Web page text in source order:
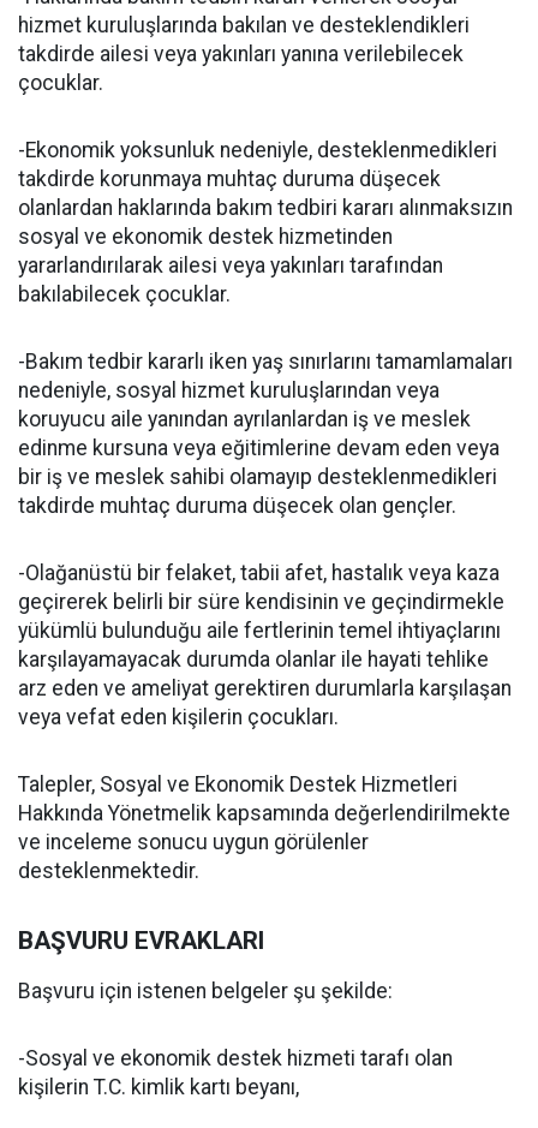
hizmet kuruluşlarında bakılan ve desteklendikleri
takdirde ailesi veya yakınları yanına verilebilecek
çocuklar.
-Ekonomik yoksunluk nedeniyle, desteklenmedikleri
takdirde korunmaya muhtaç duruma düşecek
olanlardan haklarında bakım tedbiri kararı alınmaksızın
sosyal ve ekonomik destek hizmetinden
yararlandırılarak ailesi veya yakınları tarafından
bakılabilecek çocuklar.
-Bakım tedbir kararlı iken yaş sınırlarını tamamlamaları
nedeniyle, sosyal hizmet kuruluşlarından veya
koruyucu aile yanından ayrılanlardan iş ve meslek
edinme kursuna veya eğitimlerine devam eden veya
bir iş ve meslek sahibi olamayıp desteklenmedikleri
takdirde muhtaç duruma düşecek olan gençler.
-Olağanüstü bir felaket, tabii afet, hastalık veya kaza
geçirerek belirli bir süre kendisinin ve geçindirmekle
yükümlü bulunduğu aile fertlerinin temel ihtiyaçlarını
karşılayamayacak durumda olanlar ile hayati tehlike
arz eden ve ameliyat gerektiren durumlarla karşılaşan
veya vefat eden kişilerin çocukları.
Talepler, Sosyal ve Ekonomik Destek Hizmetleri
Hakkında Yönetmelik kapsamında değerlendirilmekte
ve inceleme sonucu uygun görülenler
desteklenmektedir.
BAŞVURU EVRAKLARI
Başvuru için istenen belgeler şu şekilde:
-Sosyal ve ekonomik destek hizmeti tarafı olan
kişilerin T.C. kimlik kartı beyanı,